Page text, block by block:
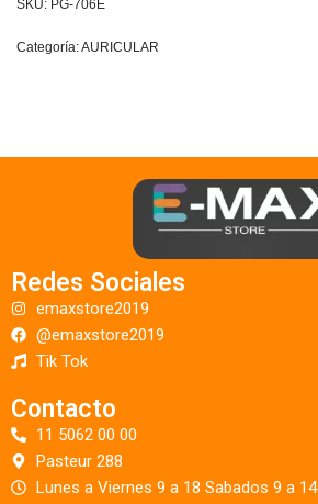
SKU: PG-706E
Categoría:AURICULAR
Redes Sociales
emaxstore2019
@emaxstore2019
Tik Tok
Contacto
11 5062 00 00
Pasteur 288
Lunes a Viernes 9 a 18 Sabados 9 a 14